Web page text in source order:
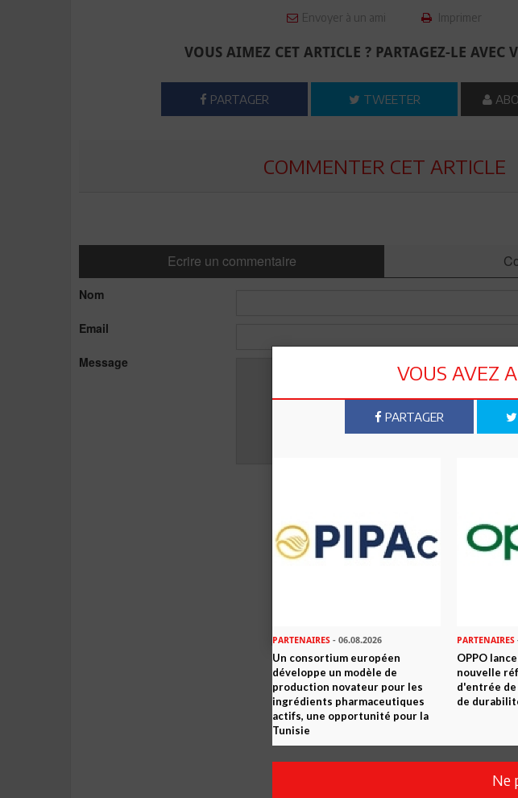
Envoyer à un ami Imprimer
VOUS AIMEZ CET ARTICLE ? PARTAGEZ-LE AVEC
PARTAGER TWEETER
COMMENTER CET ARTICLE
Ecrire un commentaire
Nom
Email
Message VOUS AVEZ
PARTAGER
PARTENAIRES - 06.08.2026
Un consortium européen
développe un modèle de
production novateur pour les
ingrédients pharmaceutiques
actifs, une opportunité pour la
Tunisie
PARTENAIRES
OPPO
nouvelle
d'entrée de
de
Ne